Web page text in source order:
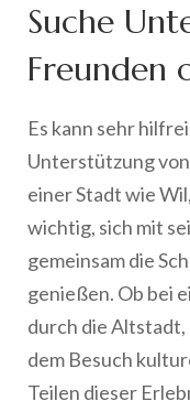
Suche
Freunden
Es kann sehr
Unterstützung
einer Stadt wie
wichtig, sich mit
gemeinsam die
genießen. Ob bei
durch die
dem Besuch
Teilen dieser